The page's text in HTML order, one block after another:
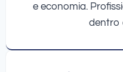
e economia.
dentro